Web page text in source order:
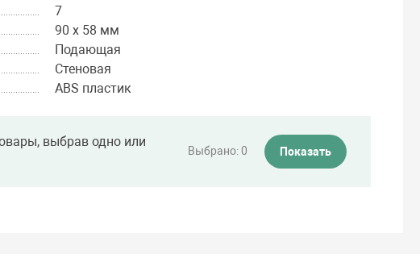
7
90 х 58 мм
Подающая
Стеновая
ABS пластик
выбрав одно или
Выбрано:0 Показать